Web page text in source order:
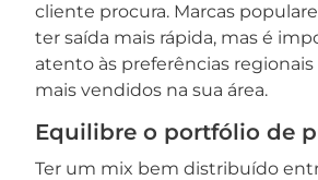
cliente procura. Marcas
ter saída mais rápida, mas é
atento às preferências
mais vendidos na sua área.
Equilibre o portfólio de
Ter um mix bem distribuído